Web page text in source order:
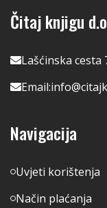
Čitaj knjigu
Lašćinska cesta
Email:
Navigacija
Uvjeti korištenja
Način plaćanja